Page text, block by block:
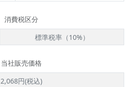
消費税区分
標準税率（10%）
当社販売価格
2,068円(税込)